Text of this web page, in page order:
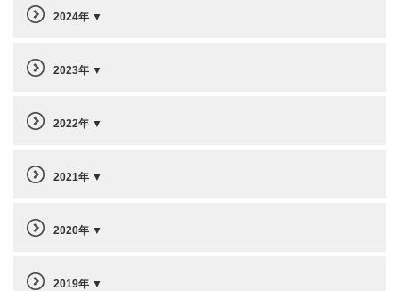
2024年
2023年
2022年
2021年
2020年
2019年